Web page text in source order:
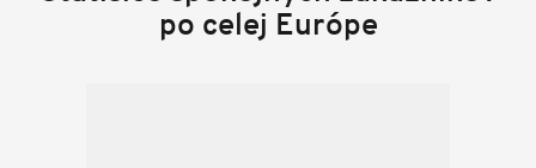
po celej Európe